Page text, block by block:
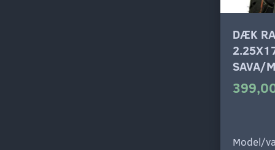
DÆK
SAVA/
Model/